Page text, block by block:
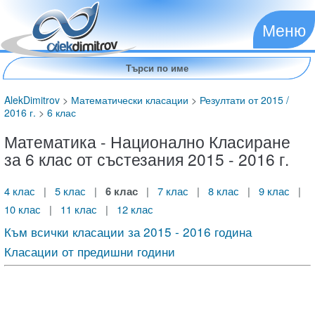
Меню
AlekDimitrov > Математически класации > Резултати от 2015 /
2016 г. > 6 клас
Математика - Национално Класиране
за 6 клас от състезания 2015 - 2016 г.
4 клас | 5 клас | 6 клас | 7 клас | 8 клас | 9 клас
|
10 клас
| 11 клас | 12 клас
Към всички класации за 2015 - 2016 година
Класации от предишни години